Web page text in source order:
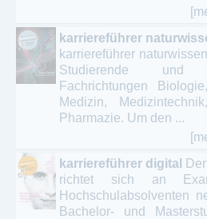
karriereführer
karriereführer
Studierende und
Fachrichtungen
Medizin,
Pharmazie. Um den ...
karriereführer digital
richtet sich an
Hochschulabsolventen
Bachelor- und